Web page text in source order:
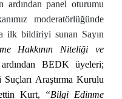
panel oturumu
moderatörlüğünde
ilk bildiriyi sunan Sayın
Hakkının Niteliği ve
BEDK üyeleri;
Araştırma Kurulu
Kurt, “Bilgi Edinme